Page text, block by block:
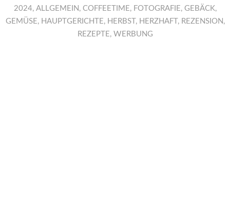
2024, ALLGEMEIN , COFFEETIME , FOTOGRAFIE , GEBÄCK,
GEMÜSE , HAUPTGERICHTE , HERBST , HERZHAFT , REZENSION ,
REZEPTE , WERBUNG